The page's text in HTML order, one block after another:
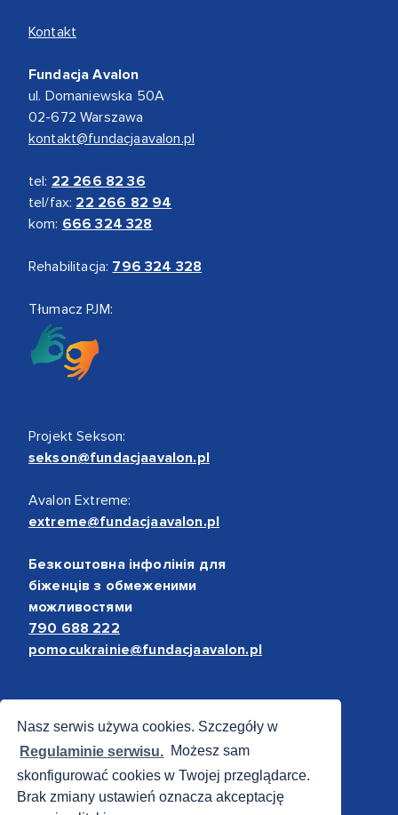
Nasz serwis używa cookies. Szczegóły w
Regulaminie serwisu. Możesz sam
skonfigurować cookies w Twojej przeglądarce.
Brak zmiany ustawień oznacza akceptację
Kontakt
Fundacja Avalon
ul. Domaniewska 50A
02-672 Warszawa
kontakt@fundacjaavalon.pl
tel: 22 266 82 36
tel/fax: 22 266 82 94
kom: 666 324 328
Rehabilitacja: 796 324 328
Tłumacz PJM:
Projekt Sekson:
sekson@fundacjaavalon.pl
Avalon Extreme:
extreme@fundacjaavalon.pl
Безкоштовна інфолінія для
біженців з обмеженими
можливостями
790 688 222
pomocukrainie@fundacjaavalon.pl
Bezpieczne płatności